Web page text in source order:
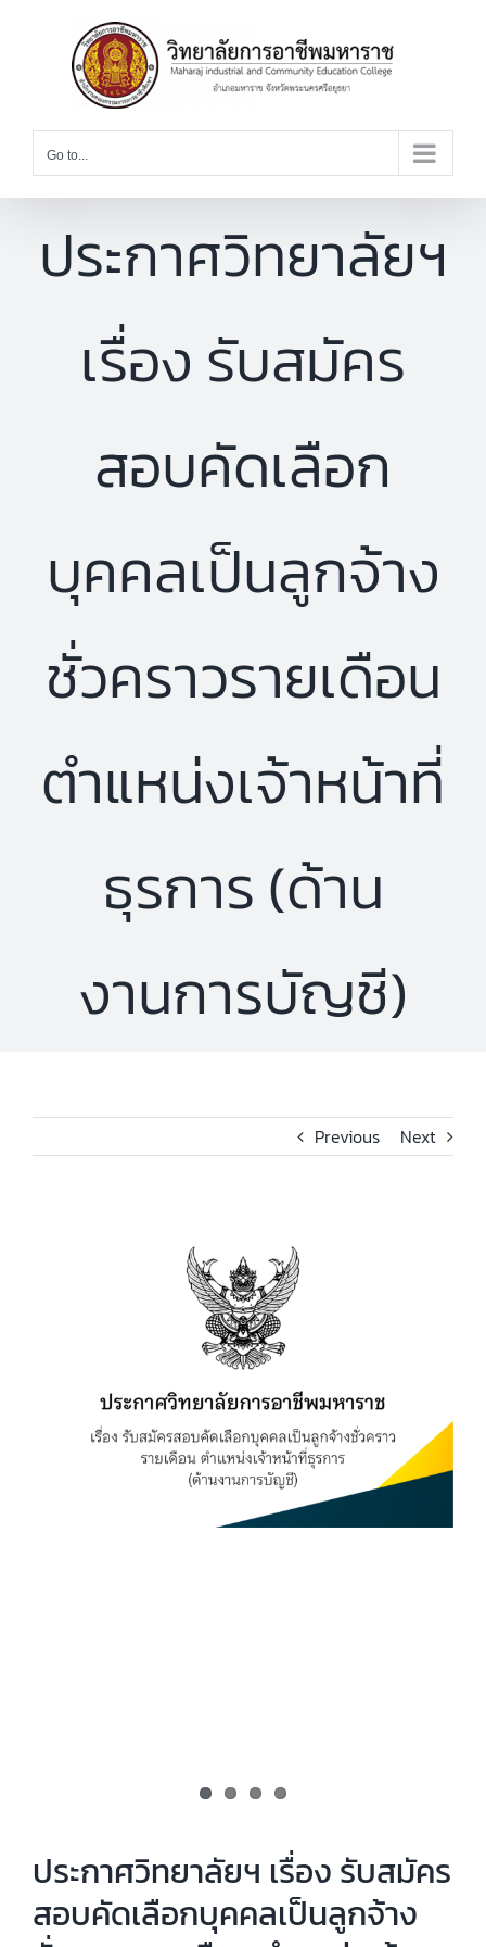
Go to...
ประกาศวิทยาลัยฯ
เรื่อง รับสมัคร
สอบคัดเลือก
บุคคลเป็นลูกจ้าง
ชั่วคราวรายเดือน
ตำแหน่งเจ้าหน้าที่
ธุรการ (ด้าน
งานการบัญชี)
Previous Next
ประกาศวิทยาลัยฯ เรื่อง รับสมัคร
สอบคัดเลือกบุคคลเป็นลูกจ้าง